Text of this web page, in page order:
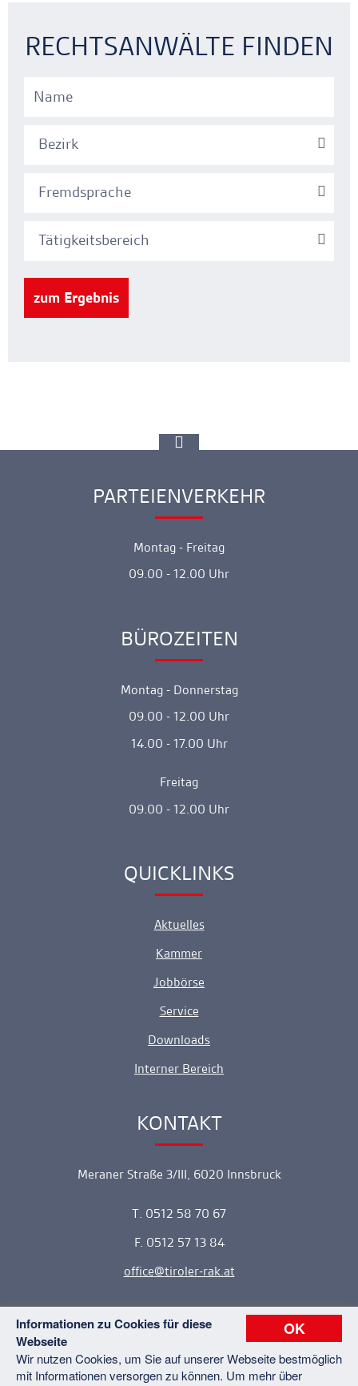
OK
Informationen zu Cookies für diese
Webseite
Wir nutzen Cookies, um Sie auf unserer Webseite bestmöglich
mit Informationen versorgen zu können. Um mehr über
RECHTSANWÄLTE FINDEN
Bezirk
Fremdsprache
Tätigkeitsbereich
zum Ergebnis
Ankerlink
PARTEIENVERKEHR
Montag - Freitag
09.00 - 12.00 Uhr
Ankerlink
BÜROZEITEN
Montag - Donnerstag
09.00 - 12.00 Uhr
14.00 - 17.00 Uhr
Freitag
09.00 - 12.00 Uhr
Ankerlink
QUICKLINKS
Aktuelles
Kammer
Jobbörse
Service
Downloads
Interner Bereich
Ankerlink
KONTAKT
Meraner Straße 3/III, 6020 Innsbruck
T. 0512 58 70 67
F. 0512 57 13 84
office
tiroler-rak.at
Copyright © 2026 Tiroler Rechtsanwaltskammer. Alle Rechte
vorbehalten.
zur